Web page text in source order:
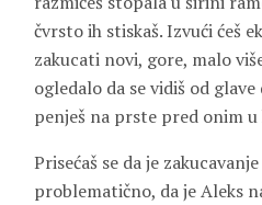
čvrsto ih stiskaš. Izvući ćeš
zakucati novi, gore, malo
ogledalo da se vidiš od
penješ na prste pred onim
Prisećaš se da je
problematično, da je Aleks